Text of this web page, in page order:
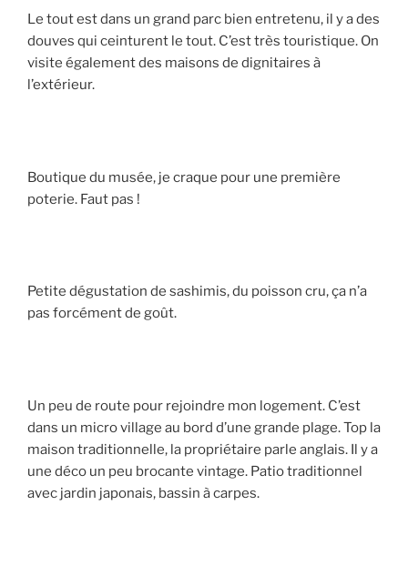
Le tout est dans un grand parc bien entretenu, il y a des
douves qui ceinturent le tout. C’est très touristique. On
visite également des maisons de dignitaires à
l’extérieur.
Boutique du musée, je craque pour une première
poterie. Faut pas !
Petite dégustation de sashimis, du poisson cru, ça n’a
pas forcément de goût.
Un peu de route pour rejoindre mon logement. C’est
dans un micro village au bord d’une grande plage. Top la
maison traditionnelle, la propriétaire parle anglais. Il y a
une déco un peu brocante vintage. Patio traditionnel
avec jardin japonais, bassin à carpes.